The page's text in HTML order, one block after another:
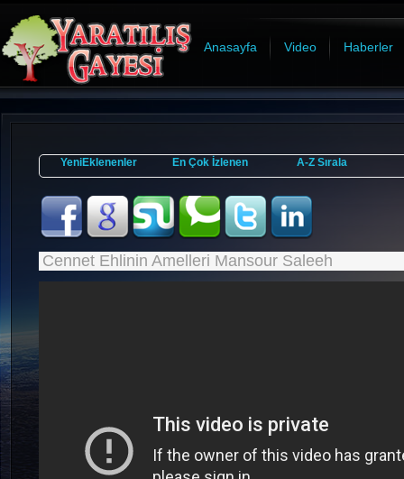
Anasayfa Video Haberler
YeniEklenenler En Çok İzlenen A-Z Sırala
Cennet Ehlinin Amelleri Mansour Saleeh